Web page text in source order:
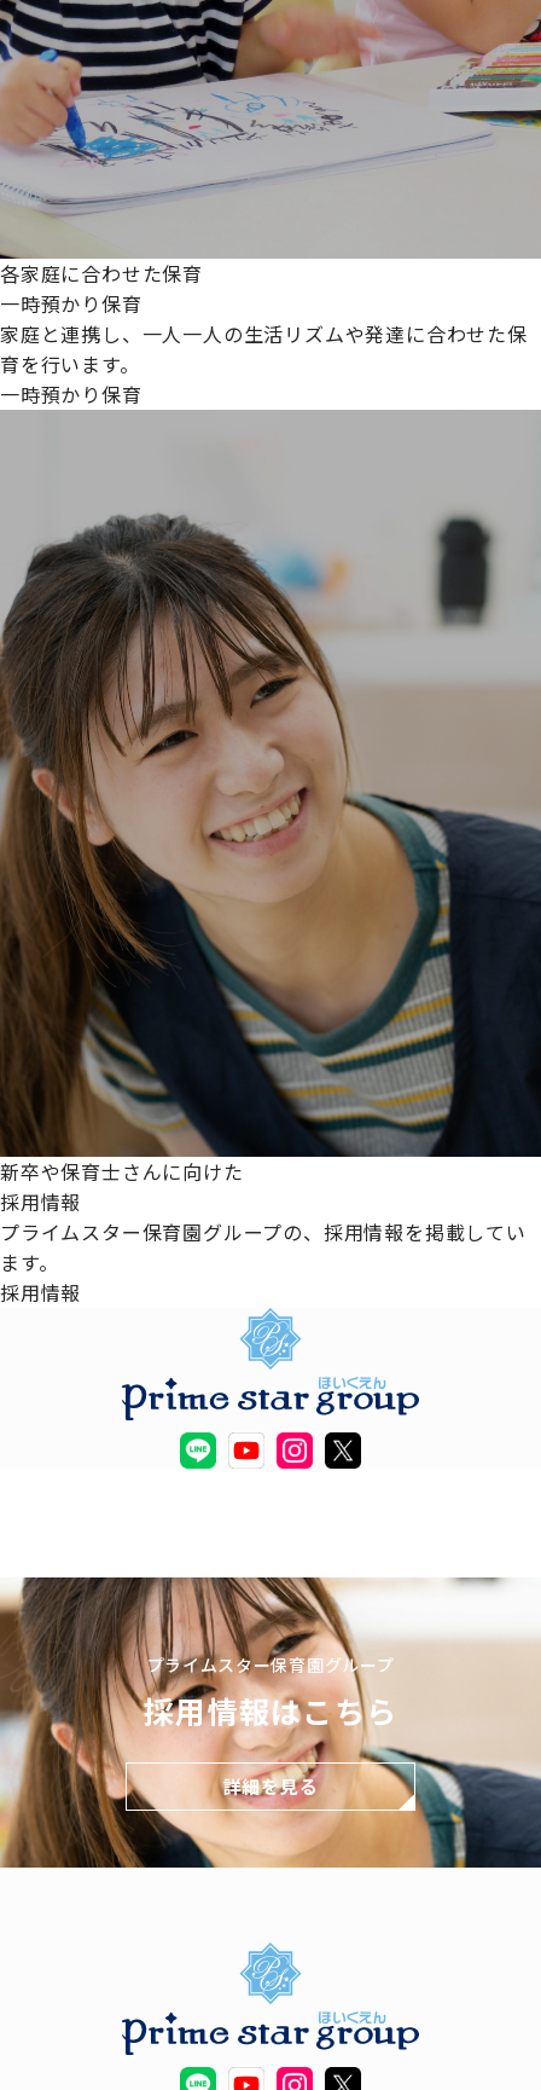
各家庭に合わせた保育
一時預かり保育
家庭と連携し、一人一人の生活リズムや発達に合わせた保
育を行います。
一時預かり保育
新卒や保育士さんに向けた
採用情報
プライムスター保育園グループの、採用情報を掲載してい
ます。
採用情報
プライムスター保育園グループ
採用情報はこちら
詳細を見る